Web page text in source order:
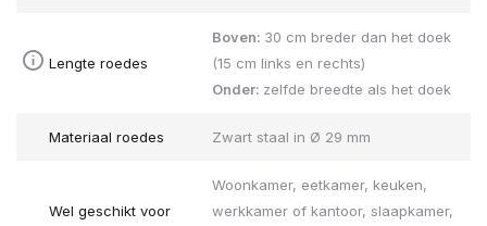
Lengte roedes
Boven: 30 cm breder dan het doek
(15 cm links en rechts)
Onder: zelfde breedte als het doek
Materiaal roedes Zwart staal in Ø 29 mm
Wel geschikt voor
Woonkamer, eetkamer, keuken,
werkkamer of kantoor, slaapkamer,